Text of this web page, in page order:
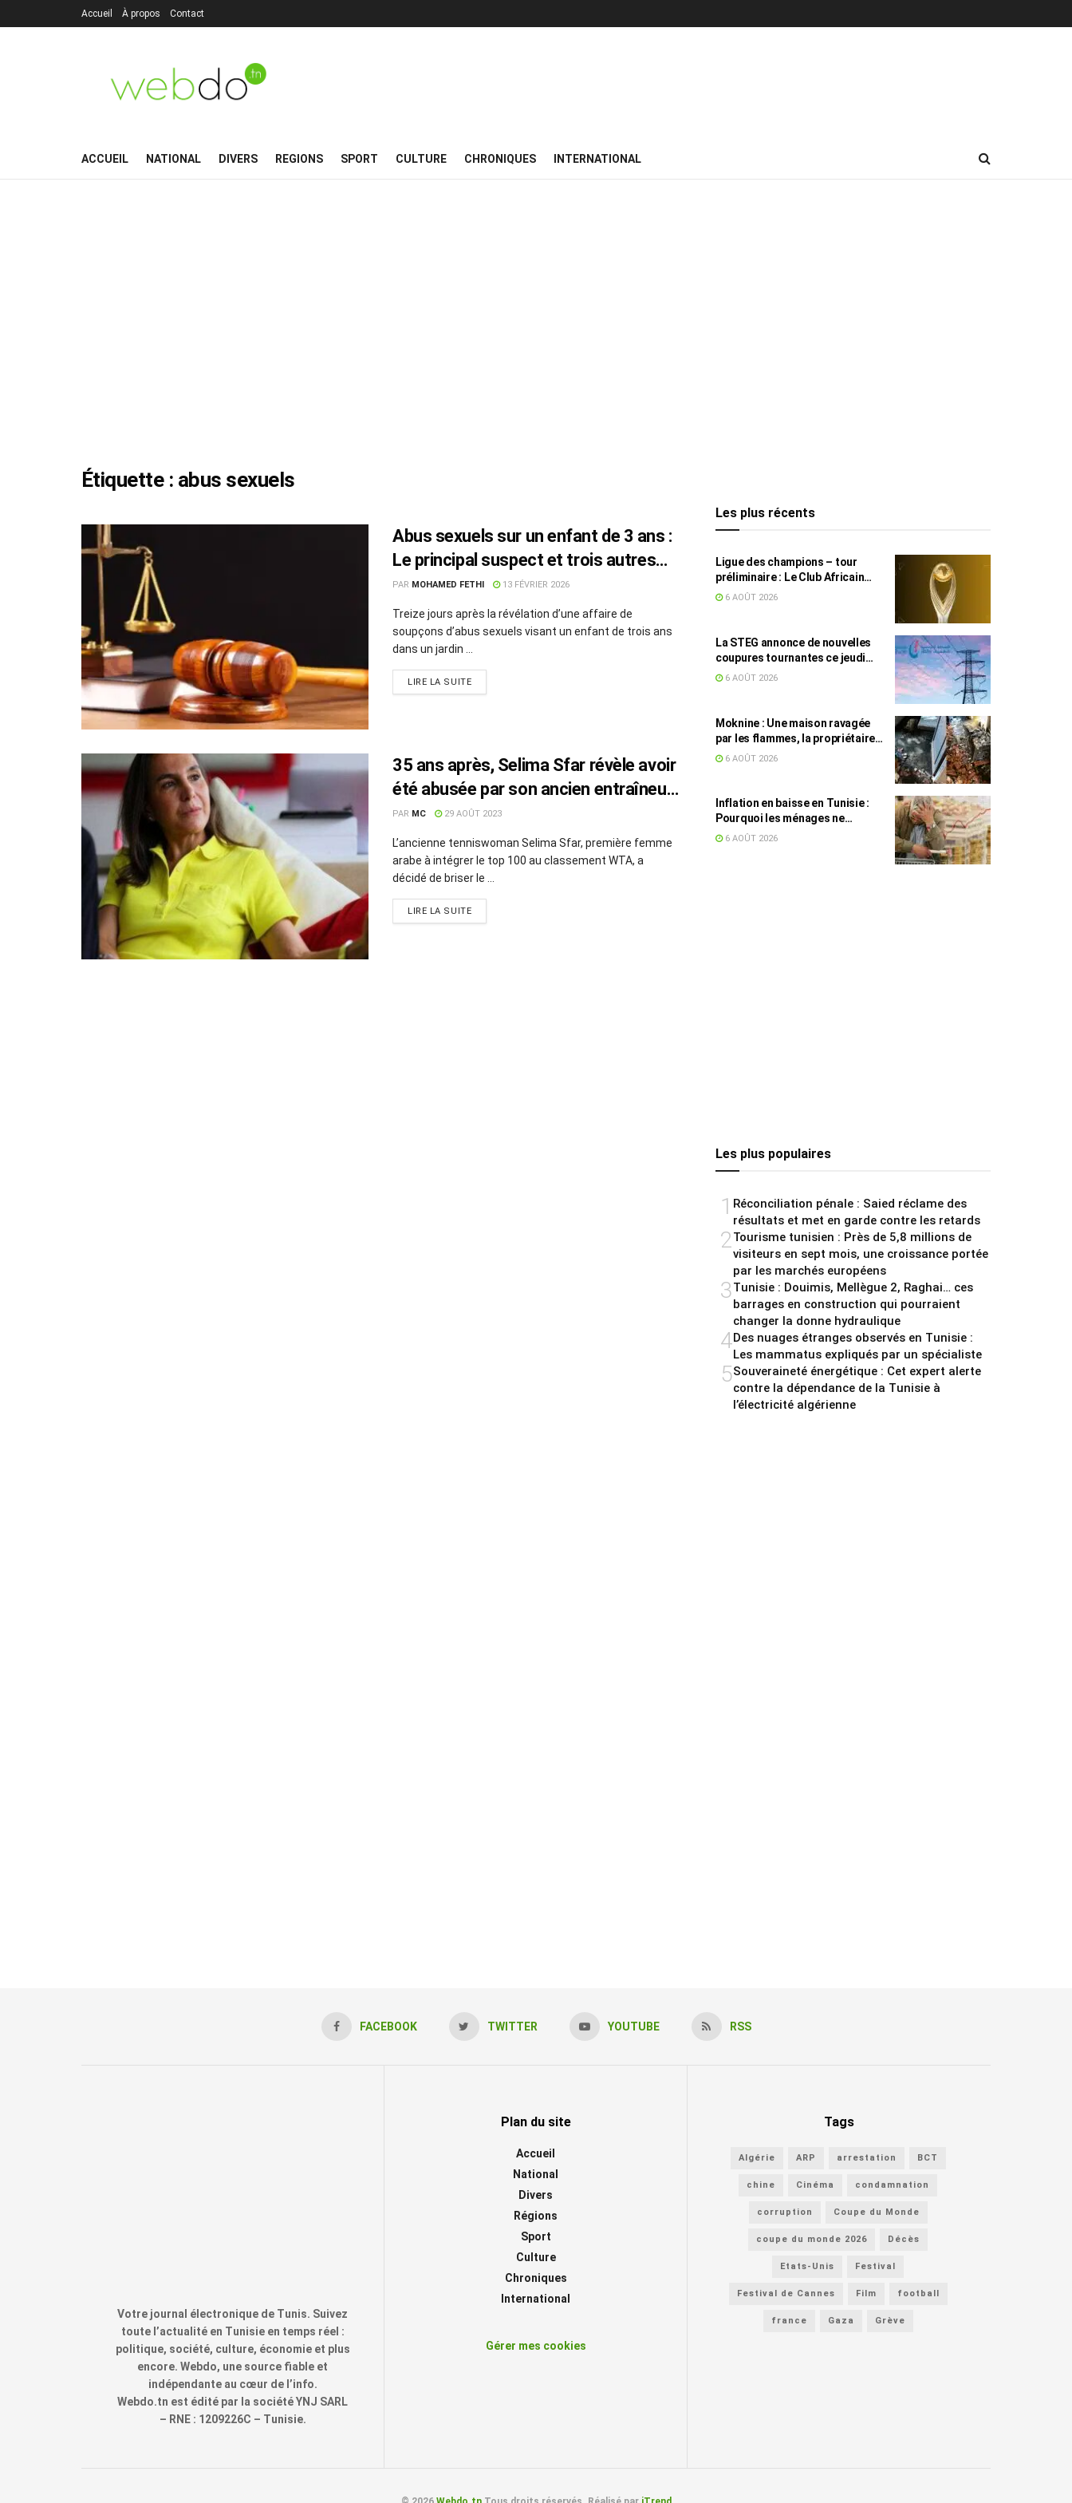
Accueil À propos Contact
ACCUEIL NATIONAL DIVERS REGIONS SPORT CULTURE CHRONIQUES INTERNATIONAL
Étiquette : abus sexuels
Abus sexuels sur un enfant de 3 ans :
Le principal suspect et trois autres
personnes placés en détention
PAR MOHAMED FETHI 13 FÉVRIER 2026
Treize jours après la révélation d’une affaire de
soupçons d’abus sexuels visant un enfant de trois ans
dans un jardin ...
LIRE LA SUITE
35 ans après, Selima Sfar révèle avoir
été abusée par son ancien entraîneur
Régis de Camaret
PAR MC 29 AOÛT 2023
L’ancienne tenniswoman Selima Sfar, première femme
arabe à intégrer le top 100 au classement WTA, a
décidé de briser le ...
LIRE LA SUITE
Les plus récents
Ligue des champions – tour
préliminaire : Le Club Africain
face au Djoliba AC
6 AOÛT 2026
La STEG annonce de nouvelles
coupures tournantes ce jeudi
dans plusieurs régions
6 AOÛT 2026
Moknine : Une maison ravagée
par les flammes, la propriétaire
accuse la STEG et la SONEDE
6 AOÛT 2026
Inflation en baisse en Tunisie :
Pourquoi les ménages ne
ressentent pas l’amélioration
6 AOÛT 2026
Les plus populaires
1 Réconciliation pénale : Saied réclame des
résultats et met en garde contre les retards
2Tourisme tunisien : Près de 5,8 millions de
visiteurs en sept mois, une croissance portée
par les marchés européens
3Tunisie : Douimis, Mellègue 2, Raghai… ces
barrages en construction qui pourraient
changer la donne hydraulique
4Des nuages étranges observés en Tunisie :
Les mammatus expliqués par un spécialiste
5Souveraineté énergétique : Cet expert alerte
contre la dépendance de la Tunisie à
l’électricité algérienne
FACEBOOK TWITTER YOUTUBE RSS
Votre journal électronique de Tunis. Suivez
toute l’actualité en Tunisie en temps réel :
politique, société, culture, économie et plus
encore. Webdo, une source fiable et
indépendante au cœur de l’info.
Webdo.tn est édité par la société YNJ SARL
– RNE : 1209226C – Tunisie.
Plan du site
Accueil
National
Divers
Régions
Sport
Culture
Chroniques
International
Gérer mes cookies
Tags
Algérie ARP arrestation BCT
chine Cinéma condamnation
corruption Coupe du Monde
coupe du monde 2026 Décès
Etats-Unis Festival
Festival de Cannes Film football
france Gaza Grève